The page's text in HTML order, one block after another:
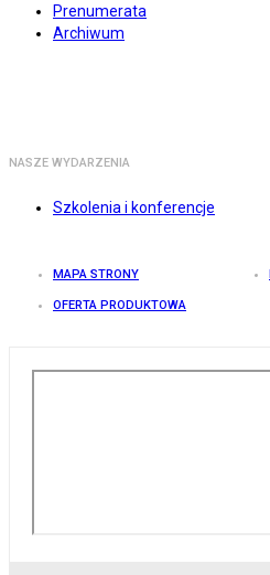
Prenumerata
Archiwum
NASZE WYDARZENIA
Szkolenia i konferencje
MAPA STRONY
OFERTA PRODUKTOWA